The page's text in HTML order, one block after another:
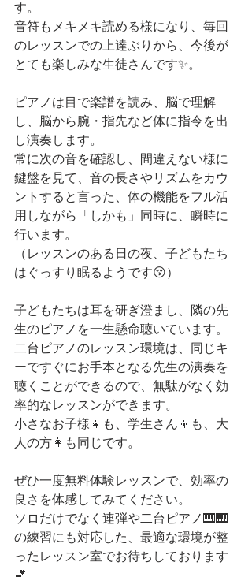
す。
音符もメキメキ読める様になり、毎回
のレッスンでの上達ぶりから、今後が
とても楽しみな生徒さんです✨。
ピアノは目で楽譜を読み、脳で理解
し、脳から腕・指先など体に指令を出
し演奏します。
常に次の音を確認し、間違えない様に
鍵盤を見て、音の長さやリズムをカウ
ントすると言った、体の機能をフル活
用しながら「しかも」同時に、瞬時に
行います。
（レッスンのある日の夜、子どもたち
はぐっすり眠るようです😚）
子どもたちは耳を研ぎ澄まし、隣の先
生のピアノを一生懸命聴いています。
二台ピアノのレッスン環境は、同じキ
ーですぐにお手本となる先生の演奏を
聴くことができるので、無駄がなく効
率的なレッスンができます。
小さなお子様👧も、学生さん👦も、大
人の方👩も同じです。
ぜひ一度無料体験レッスンで、効率の
良さを体感してみてください。
ソロだけでなく連弾や二台ピアノ🎹🎹
の練習にも対応した、最適な環境が整
ったレッスン室でお待ちしております